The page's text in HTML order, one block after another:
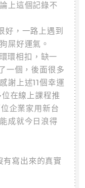
上這個記錄不
好，一路上遇到
屎好運氣。
環相扣，缺一
一個，後面很多
謝上述11個幸運
在線上課程推
企業家用新台
成就今日浪得
寫出來的真實